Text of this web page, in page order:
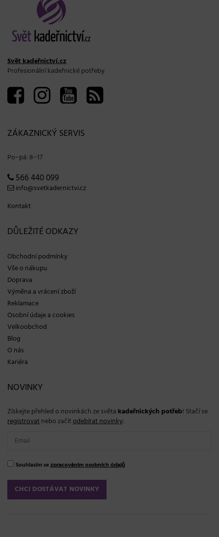
Svět kadeřnictví.cz
Profesionální kadeřnické potřeby
ZÁKAZNICKÝ SERVIS
Po−pá: 8−17
566 440 099
info@svetkadernictvi.cz
Kontakt
DŮLEŽITÉ ODKAZY
Obchodní podmínky
Vše o nákupu
Doprava
Výměna a vrácení zboží
Reklamace
Osobní údaje a cookies
Velkoobchod
Blog
O nás
Kariéra
NOVINKY
Získejte přehled o novinkách ze světa kadeřnických potřeb! Stačí se
registrovatnebo začítodebírat novinky:
Souhlasím sezpracováním osobních údajů